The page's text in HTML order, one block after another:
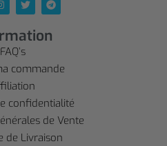
FAQ’s
commande
confidentialité
de Vente
de Livraison